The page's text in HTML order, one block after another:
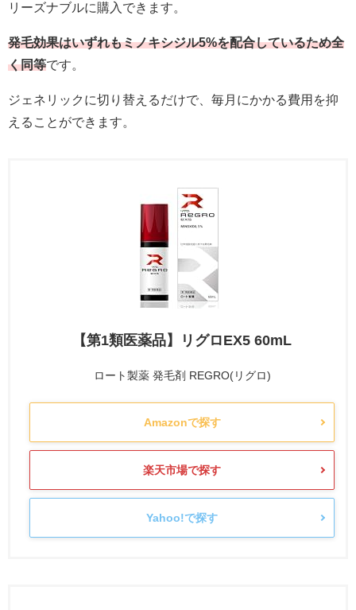
リーズナブルに購入できます。
発毛効果はいずれもミノキシジル5%を配合しているため全
く同等です。
ジェネリックに切り替えるだけで、毎月にかかる費用を抑
えることができます。
【第1類医薬品】リグロEX5 60mL
ロート製薬 発毛剤 REGRO(リグロ)
Amazonで探す
楽天市場で探す
Yahoo!で探す